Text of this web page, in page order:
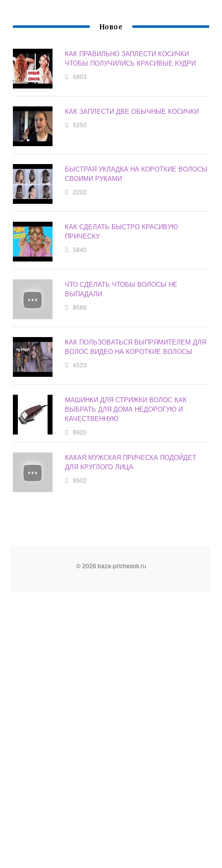
Новое
КАК ПРАВИЛЬНО ЗАПЛЕСТИ КОСИЧКИ
ЧТОБЫ ПОЛУЧИЛИСЬ КРАСИВЫЕ КУДРИ
6803
КАК ЗАПЛЕСТИ ДВЕ ОБЫЧНЫЕ КОСИЧКИ
5350
БЫСТРАЯ УКЛАДКА НА КОРОТКИЕ ВОЛОСЫ
СВОИМИ РУКАМИ
2202
КАК СДЕЛАТЬ БЫСТРО КРАСИВУЮ
ПРИЧЕСКУ
5840
ЧТО СДЕЛАТЬ ЧТОБЫ ВОЛОСЫ НЕ
ВЫПАДАЛИ
8586
КАК ПОЛЬЗОВАТЬСЯ ВЫПРЯМИТЕЛЕМ ДЛЯ
ВОЛОС ВИДЕО НА КОРОТКИЕ ВОЛОСЫ
4533
МАШИНКИ ДЛЯ СТРИЖКИ ВОЛОС КАК
ВЫБРАТЬ ДЛЯ ДОМА НЕДОРОГУЮ И
КАЧЕСТВЕННУЮ
8920
КАКАЯ МУЖСКАЯ ПРИЧЕСКА ПОДОЙДЕТ
ДЛЯ КРУГЛОГО ЛИЦА
8902
© 2026 baza-prichesok.ru